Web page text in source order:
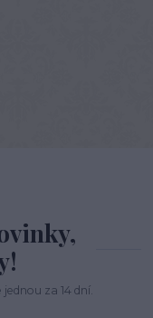
za 14 dní.